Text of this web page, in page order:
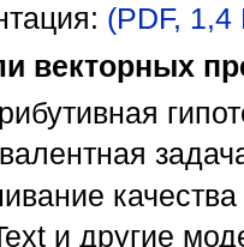
(PDF,
векторных
и другие